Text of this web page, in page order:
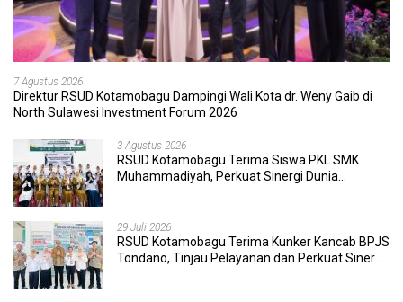
7 Agustus 2026
Direktur RSUD Kotamobagu Dampingi Wali Kota dr. Weny Gaib di
North Sulawesi Investment Forum 2026
3 Agustus 2026
RSUD Kotamobagu Terima Siswa PKL SMK
Muhammadiyah, Perkuat Sinergi Dunia
29 Juli 2026
RSUD Kotamobagu Terima Kunker Kancab BPJS
Tondano, Tinjau Pelayanan dan Perkuat Sinergi